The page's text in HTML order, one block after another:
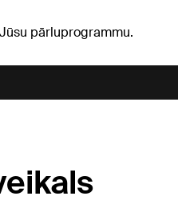
pārluprogrammu.